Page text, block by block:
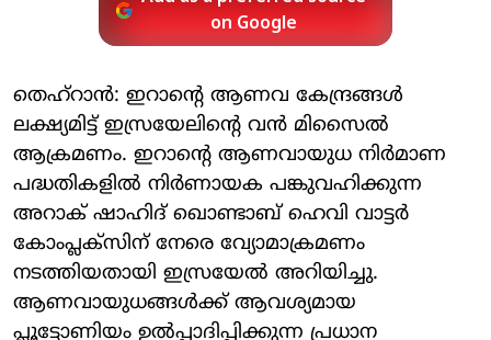
on Google
തെഹ്‌റാന്‍: ഇറാന്റെ ആണവ കേന്ദ്രങ്ങള്‍
ലക്ഷ്യമിട്ട് ഇസ്രയേലിന്റെ വന്‍ മിസൈല്‍
ആക്രമണം. ഇറാന്റെ ആണവായുധ നിര്‍മാണ
പദ്ധതികളില്‍ നിര്‍ണായക പങ്കുവഹിക്കുന്ന
അറാക് ഷാഹിദ് ഖൊണ്ടാബ് ഹെവി വാട്ടര്‍
കോംപ്ലക്‌സിന് നേരെ വ്യോമാക്രമണം
നടത്തിയതായി ഇസ്രയേല്‍ അറിയിച്ചു.
ആണവായുധങ്ങള്‍ക്ക് ആവശ്യമായ
പ്ലൂട്ടോണിയം ഉല്‍പ്പാദിപ്പിക്കുന്ന പ്രധാന